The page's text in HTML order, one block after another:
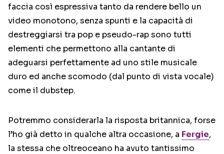
faccia così espressiva tanto da rendere bello un
video monotono, senza spunti e la capacità di
destreggiarsi tra pop e pseudo-rap sono tutti
elementi che permettono alla cantante di
adeguarsi perfettamente ad uno stile musicale
duro ed anche scomodo (dal punto di vista vocale)
come il dubstep.
Potremmo considerarla la risposta britannica, forse
l’ho già detto in qualche altra occasione, a Fergie,
la stessa che oltreoceano ha avuto tantissimo